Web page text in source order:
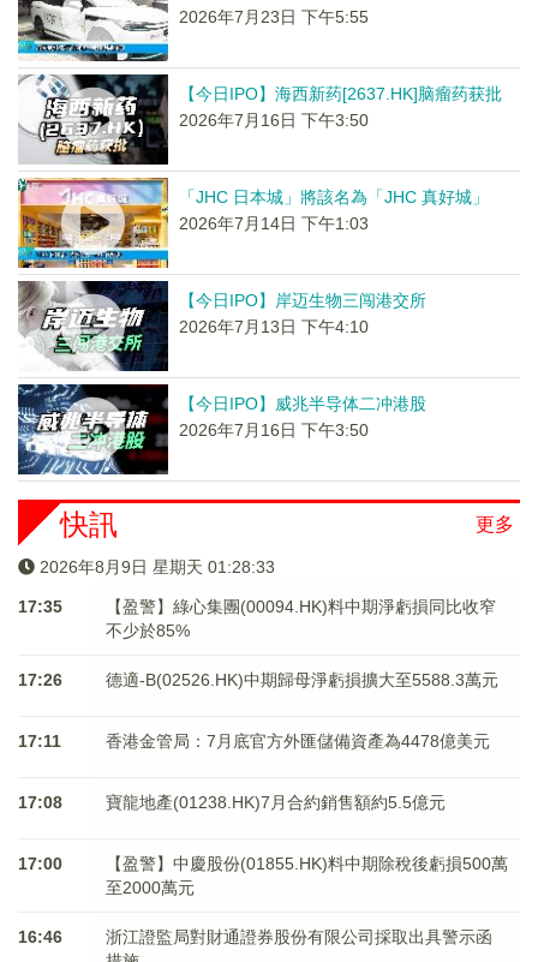
2026年7月23日 下午5:55
【今日IPO】海西新药[2637.HK]脑瘤药获批
2026年7月16日 下午3:50
「JHC 日本城」將該名為「JHC 真好城」
2026年7月14日 下午1:03
【今日IPO】岸迈生物三闯港交所
2026年7月13日 下午4:10
【今日IPO】威兆半导体二冲港股
2026年7月16日 下午3:50
更多
快訊
2026年8月9日 星期天 01:28:33
17:35
【盈警】綠心集團(00094.HK)料中期淨虧損同比收窄
不少於85%
17:26 德適-B(02526.HK)中期歸母淨虧損擴大至5588.3萬元
17:11 香港金管局：7月底官方外匯儲備資產為4478億美元
17:08 寶龍地產(01238.HK)7月合約銷售額約5.5億元
17:00
【盈警】中慶股份(01855.HK)料中期除稅後虧損500萬
至2000萬元
16:46
浙江證監局對財通證券股份有限公司採取出具警示函